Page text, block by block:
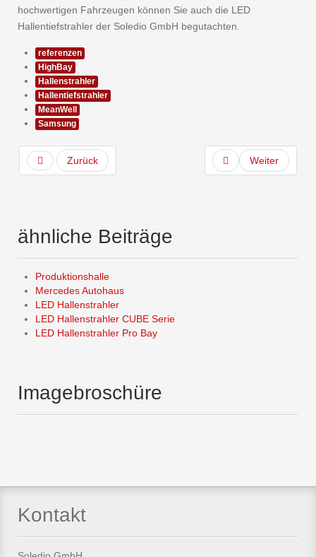
hochwertigen Fahrzeugen können Sie auch die LED
Hallentiefstrahler der Soledio GmbH begutachten.
referenzen
HighBay
Hallenstrahler
Hallentiefstrahler
MeanWell
Samsung
Zurück Weiter
ähnliche Beiträge
Produktionshalle
Mercedes Autohaus
LED Hallenstrahler
LED Hallenstrahler CUBE Serie
LED Hallenstrahler Pro Bay
Imagebroschüre
Kontakt